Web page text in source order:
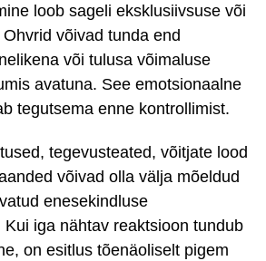
loob sageli eksklusiivsuse või
võivad tunda end
või tulusa võimaluse
avatuna. See emotsionaalne
tegutsema enne kontrollimist.
tegevusteated, võitjate lood
võivad olla välja mõeldud
enesekindluse
iga nähtav reaktsioon tundub
on esitlus tõenäoliselt pigem